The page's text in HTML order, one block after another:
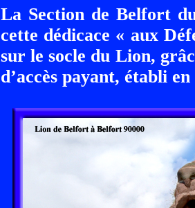
La Section de Belfort
cette dédicace « aux
sur le socle du Lion,
d’accès payant, établi en